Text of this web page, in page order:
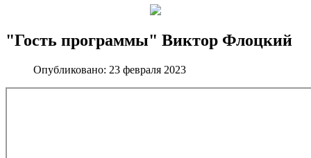
"Гость программы" Виктор Флоцкий
Опубликовано: 23 февраля 2023